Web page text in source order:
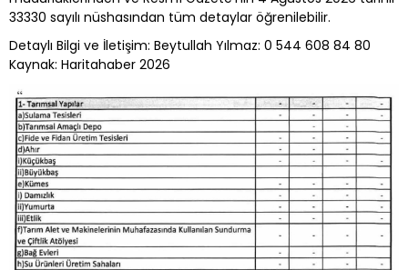
33330 sayılı nüshasından tüm detaylar öğrenilebilir.
Detaylı Bilgi ve İletişim: Beytullah Yılmaz: 0 544 608 84 80
Kaynak: Haritahaber 2026